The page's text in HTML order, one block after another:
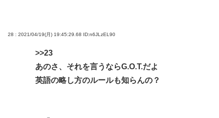
28 : 2021/04/19(月) 19:45:29.68 ID:n6JLzEL90
>>23
あのさ、それを言うならG.O.T.だよ
英語の略し方のルールも知らんの？